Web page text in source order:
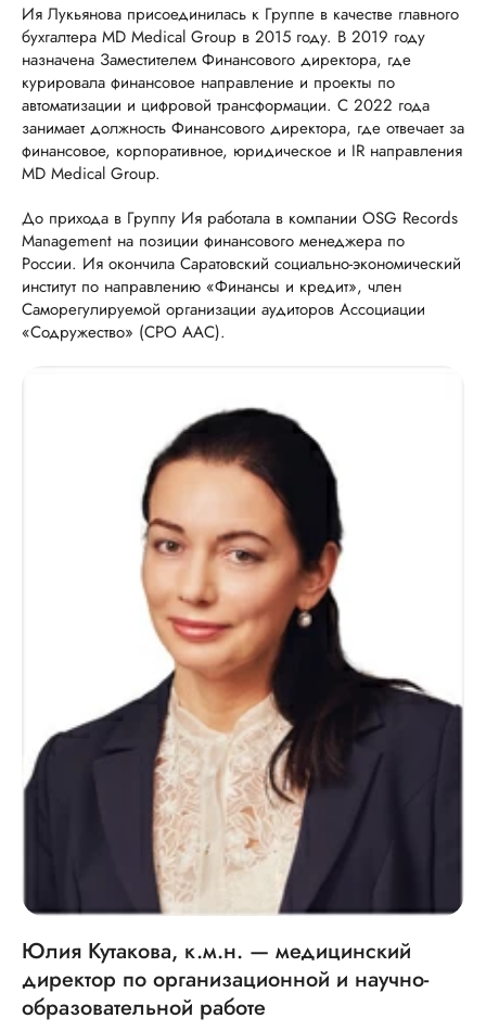
Ия Лукьянова присоединилась к Группе в качестве главного
бухгалтера MD Medical Group в 2015 году. В 2019 году
назначена Заместителем Финансового директора, где
курировала финансовое направление и проекты по
автоматизации и цифровой трансформации. С 2022 года
занимает должность Финансового директора, где отвечает за
финансовое, корпоративное, юридическое и IR направления
MD Medical Group.
До прихода в Группу Ия работала в компании OSG Records
Management на позиции финансового менеджера по
России. Ия окончила Саратовский социально-экономический
институт по направлению «Финансы и кредит», член
Саморегулируемой организации аудиторов Ассоциации
«Содружество» (СРО ААС).
Юлия Кутакова, к.м.н. — медицинский
директор по организационной и научно-
образовательной работе